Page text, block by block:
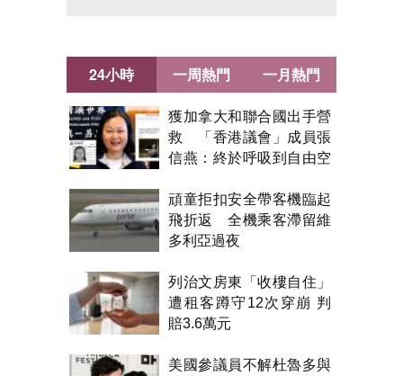
24小時
獲加拿大和聯合國出手營
救 「香港議會」成員張
信燕：終於呼吸到自由空
頑童拒扣安全帶客機臨起
飛折返 全機乘客滯留維
多利亞過夜
列治文房東「收樓自住」
遭租客蹲守12次穿崩 判
賠3.6萬元
美國參議員不解杜魯多與
一周熱門 一月熱門